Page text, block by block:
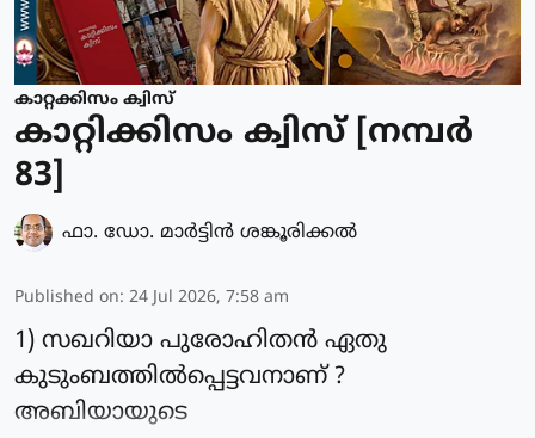
കാറ്റക്കിസം ക്വിസ്
കാറ്റിക്കിസം ക്വിസ് [നമ്പര്‍
83]
ഫാ. ഡോ. മാര്‍ട്ടിന്‍ ശങ്കൂരിക്കല്‍
Published on: 24 Jul 2026, 7:58 am
1) സഖറിയാ പുരോഹിതൻ ഏതു
കുടുംബത്തിൽപ്പെട്ടവനാണ് ?
അബിയായുടെ